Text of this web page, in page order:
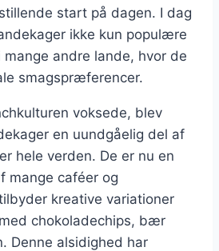
start på dagen. I dag
ikke kun populære
mange andre lande, hvor de
smagspræferencer.
voksede, blev
en uundgåelig del af
hele verden. De er nu en
mange caféer og
kreative variationer
chokoladechips, bær
Denne alsidighed har